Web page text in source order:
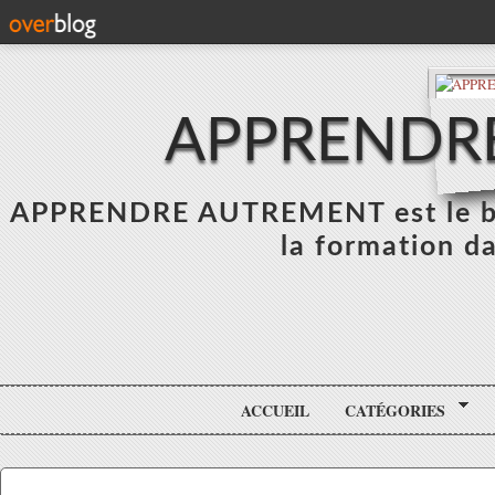
APPRENDRE AUTREMENT est
la formation
ACCUEIL CATÉGORIES